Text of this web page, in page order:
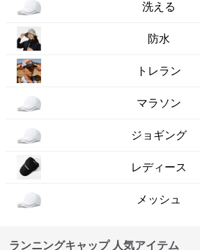
洗える
防水
トレラン
マラソン
ジョギング
レディース
メッシュ
ランニングキャップ 人気アイテム